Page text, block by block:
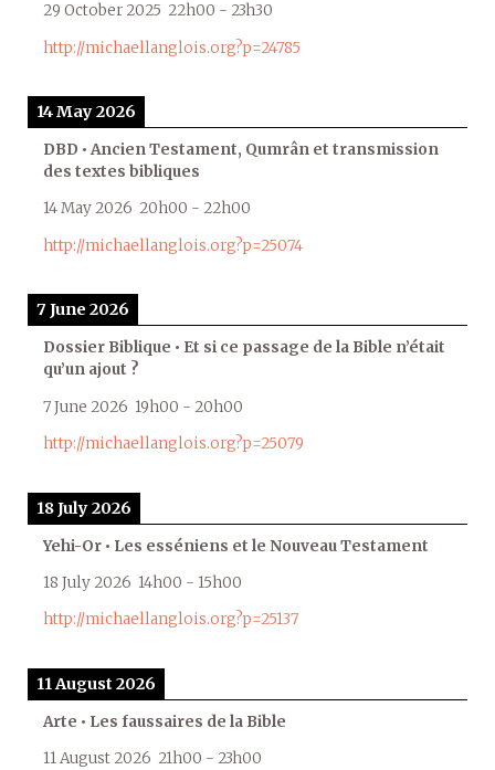
29 October 2025 22h00 - 23h30
http://michaellanglois.org?p=24785
14 May 2026
DBD • Ancien Testament, Qumrân et transmission
des textes bibliques
14 May 2026 20h00 - 22h00
http://michaellanglois.org?p=25074
7 June 2026
Dossier Biblique • Et si ce passage de la Bible n’était
qu’un ajout ?
7 June 2026 19h00 - 20h00
http://michaellanglois.org?p=25079
18 July 2026
Yehi-Or • Les esséniens et le Nouveau Testament
18 July 2026 14h00 - 15h00
http://michaellanglois.org?p=25137
11 August 2026
Arte • Les faussaires de la Bible
11 August 2026 21h00 - 23h00